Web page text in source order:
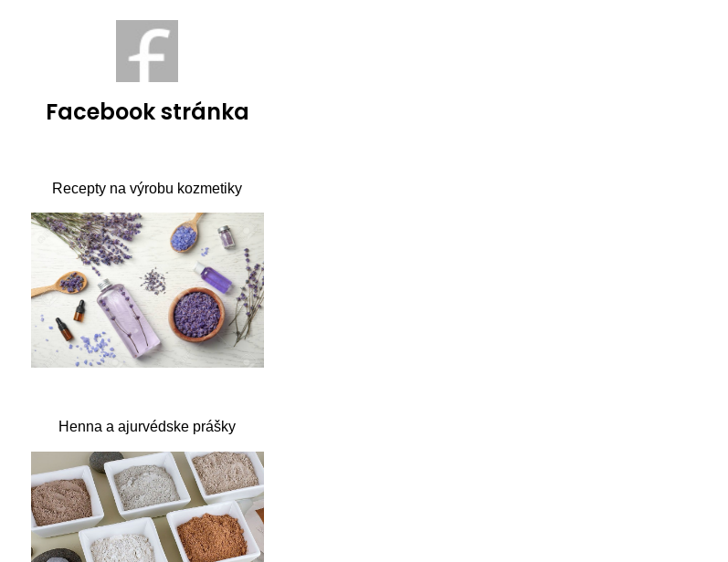
Facebook stránka
Recepty na výrobu kozmetiky
Henna a ajurvédske prášky